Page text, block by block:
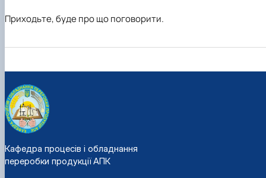
Приходьте, буде про що поговорити.
Кафедра процесів і обладнання
переробки продукції АПК